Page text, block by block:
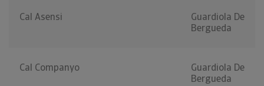
Cal Asensi
Guardiola De
Bergueda
Cal Companyo
Guardiola De
Bergueda